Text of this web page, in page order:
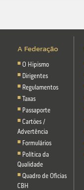
A Federação
O Hipismo
Dirigentes
Regulamentos
Taxas
Passaporte
Cartões /
Advertência
Formulários
Política da
Qualidade
Quadro de Oficias
CBH